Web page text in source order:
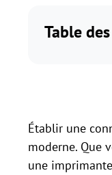
Table
Établir une
moderne. Que
une